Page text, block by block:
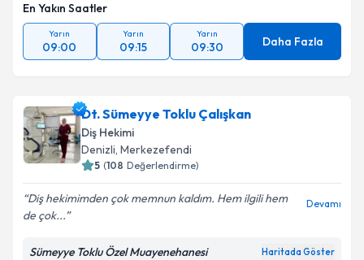
En Yakın Saatler
Yarın
09:00
Yarın
09:15
Yarın
09:30 Daha Fazla
Dt. Sümeyye Toklu Çalışkan
Diş Hekimi
Denizli, Merkezefendi
5 (108 Değerlendirme)
Diş hekimimden çok memnun kaldım. Hem ilgili hem
de çok...
Devamı
Sümeyye Toklu Özel Muayenehanesi Haritada Göster